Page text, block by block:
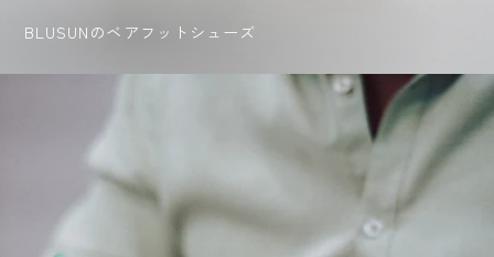
BLUSUNのベアフットシューズ